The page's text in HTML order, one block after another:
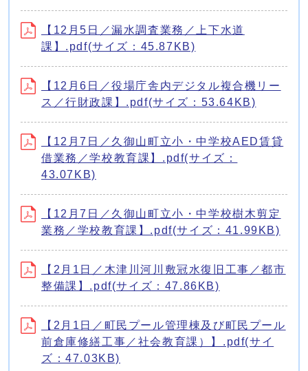
【12月5日／漏水調査業務／上下水道
課】.pdf(サイズ：45.87KB)
【12月6日／役場庁舎内デジタル複合機リー
ス／行財政課】.pdf(サイズ：53.64KB)
【12月7日／久御山町立小・中学校AED賃貸
借業務／学校教育課】.pdf(サイズ：
43.07KB)
【12月7日／久御山町立小・中学校樹木剪定
業務／学校教育課】.pdf(サイズ：41.99KB)
【2月1日／木津川河川敷冠水復旧工事／都市
整備課】.pdf(サイズ：47.86KB)
【2月1日／町民プール管理棟及び町民プール
前倉庫修繕工事／社会教育課）】.pdf(サイ
ズ：47.03KB)